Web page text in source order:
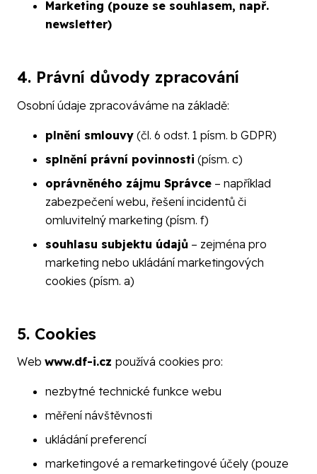
Marketing (pouze se souhlasem, např.
newsletter)
4. Právní důvody zpracování
Osobní údaje zpracováváme na základě:
plnění smlouvy (čl. 6 odst. 1 písm. b GDPR)
splnění právní povinnosti (písm. c)
oprávněného zájmu Správce – například
zabezpečení webu, řešení incidentů či
omluvitelný marketing (písm. f)
souhlasu subjektu údajů – zejména pro
marketing nebo ukládání marketingových
cookies (písm. a)
5. Cookies
Web www.df-i.cz používá cookies pro:
nezbytné technické funkce webu
měření návštěvnosti
ukládání preferencí
marketingové a remarketingové účely (pouze